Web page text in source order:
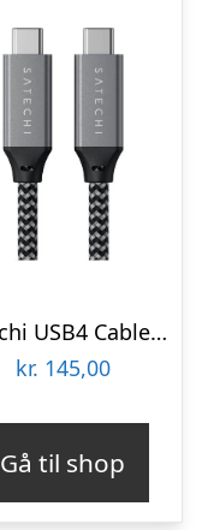
Satechi USB4 Cable – 25cm
kr. 145,00
Gå til shop